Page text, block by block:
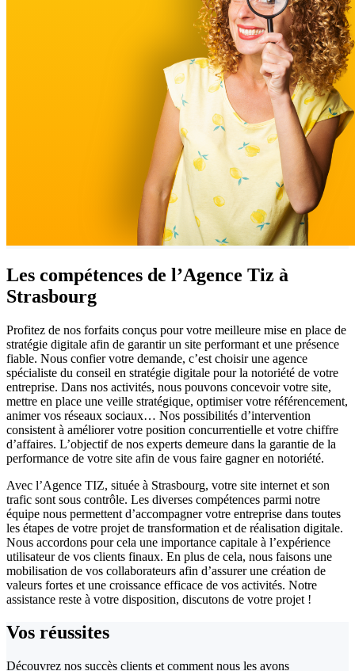
Les compétences de l’Agence Tiz à
Strasbourg
Profitez de nos forfaits conçus pour votre meilleure mise en place de
stratégie digitale afin de garantir un site performant et une présence
fiable. Nous confier votre demande, c’est choisir une agence
spécialiste du conseil en stratégie digitale pour la notoriété de votre
entreprise. Dans nos activités, nous pouvons concevoir votre site,
mettre en place une veille stratégique, optimiser votre référencement,
animer vos réseaux sociaux… Nos possibilités d’intervention
consistent à améliorer votre position concurrentielle et votre chiffre
d’affaires. L’objectif de nos experts demeure dans la garantie de la
performance de votre site afin de vous faire gagner en notoriété.
Avec l’Agence TIZ, située à Strasbourg, votre site internet et son
trafic sont sous contrôle. Les diverses compétences parmi notre
équipe nous permettent d’accompagner votre entreprise dans toutes
les étapes de votre projet de transformation et de réalisation digitale.
Nous accordons pour cela une importance capitale à l’expérience
utilisateur de vos clients finaux. En plus de cela, nous faisons une
mobilisation de vos collaborateurs afin d’assurer une création de
valeurs fortes et une croissance efficace de vos activités. Notre
assistance reste à votre disposition, discutons de votre projet !
Vos réussites
Découvrez nos succès clients et comment nous les avons